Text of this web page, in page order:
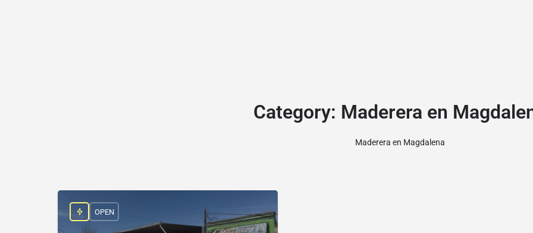
Category: Maderera en
Maderera en Magdalena
OPEN